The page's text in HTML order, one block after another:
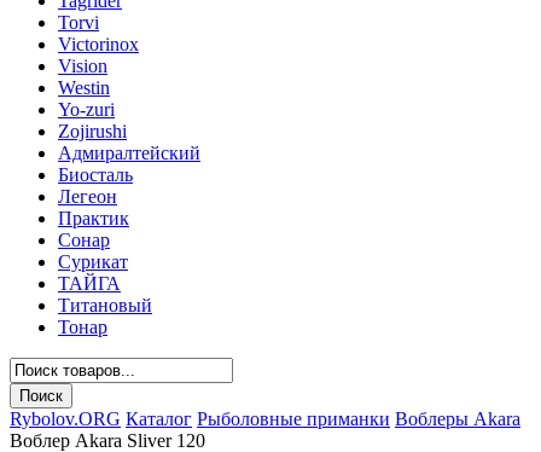
Torvi
Victorinox
Vision
Westin
Yo-zuri
Zojirushi
Адмиралтейский
Биосталь
Легеон
Практик
Сонар
Сурикат
ТАЙГА
Титановый
Тонар
Rybolov.ORG Каталог Рыболовные приманки Воблеры Akara
Воблер Akara Sliver 120